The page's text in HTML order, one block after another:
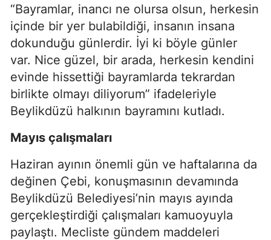
“Bayramlar, inancı ne olursa olsun, herkesin
içinde bir yer bulabildiği, insanın insana
dokunduğu günlerdir. İyi ki böyle günler
var. Nice güzel, bir arada, herkesin kendini
evinde hissettiği bayramlarda tekrardan
birlikte olmayı diliyorum” ifadeleriyle
Beylikdüzü halkının bayramını kutladı.
Mayıs çalışmaları
Haziran ayının önemli gün ve haftalarına da
değinen Çebi, konuşmasının devamında
Beylikdüzü Belediyesi’nin mayıs ayında
gerçekleştirdiği çalışmaları kamuoyuyla
paylaştı. Mecliste gündem maddeleri